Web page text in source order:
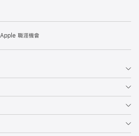
Apple 職涯機會